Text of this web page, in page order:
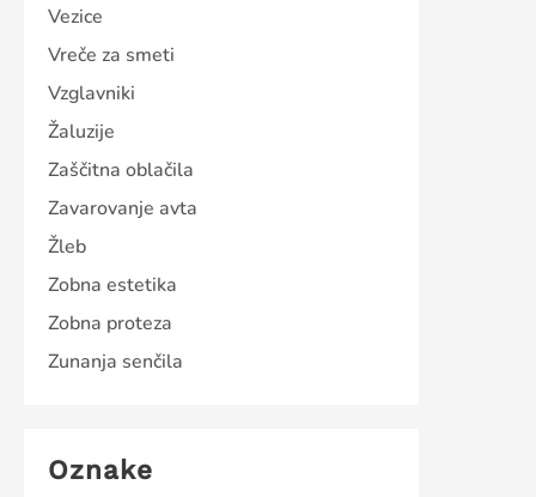
Vezice
Vreče za smeti
Vzglavniki
Žaluzije
Zaščitna oblačila
Zavarovanje avta
Žleb
Zobna estetika
Zobna proteza
Zunanja senčila
Oznake